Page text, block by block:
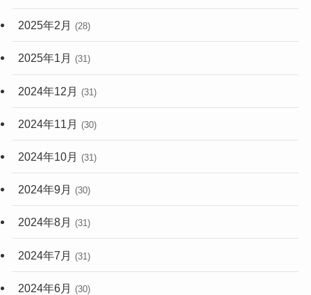
2025年2月 (28)
2025年1月 (31)
2024年12月 (31)
2024年11月 (30)
2024年10月 (31)
2024年9月 (30)
2024年8月 (31)
2024年7月 (31)
2024年6月 (30)